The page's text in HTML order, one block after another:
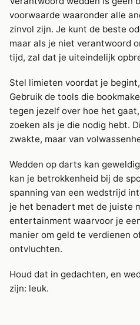
voorwaarde waaronder alle
zinvol zijn. Je kunt de beste
maar als je niet verantwoord
tijd, zal dat je uiteindelijk
Stel limieten voordat je
Gebruik de tools die
tegen jezelf over hoe het
zoeken als je die nodig hebt.
zwakte, maar van
Wedden op darts kan
kan je betrokkenheid bij de
spanning van een wedstrijd
je het benadert met de juiste
entertainment waarvoor je
manier om geld te verdienen
ontvluchten.
Houd dat in gedachten, en
zijn: leuk.